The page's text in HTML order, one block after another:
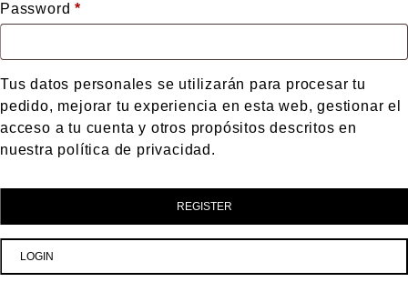
Password*
Tus datos personales se utilizarán para procesar tu
pedido, mejorar tu experiencia en esta web, gestionar el
acceso a tu cuenta y otros propósitos descritos en
nuestra política de privacidad .
REGISTER
LOGIN